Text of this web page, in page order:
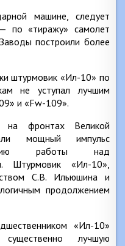
машине, следует
по «тиражу» самолет
построили более
штурмовик «Ил-10» по
не уступал лучшим
и «Fw-109».
на фронтах Великой
мощный импульс
работы над
Штурмовик «Ил-10»,
С.В. Ильюшина и
продолжением
«Ил-10»
лучшую